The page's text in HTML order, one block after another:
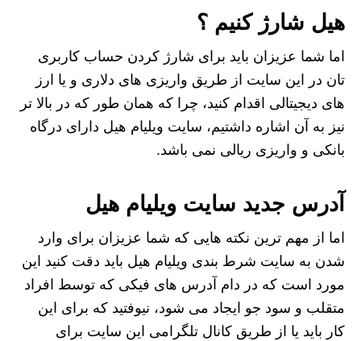
هیل شارژ کنیم ؟
اما شما عزیزان باید برای شارژ کردن حساب کاربری
تان در این سایت از طریق واریزی های دلاری و یا ارز
های دیجیتالی اقدام کنید، چرا که همان طور که در بالا تر
نیز به آن اشاره داشتیم، سایت ویلیام هیل دارای درگاه
بانکی و واریزی ریالی نمی باشد.
آدرس جدید سایت ویلیام هیل
اما از مهم ترین نکته هایی که شما عزیزان برای وارد
شدن به سایت شرط بندی ویلیام هیل باید دقت کنید این
مورد است که در دام آدرس های فیکی که توسط افراد
متقلب و سود جو ایجاد می شود، نیوفتید که برای این
کار باید یا از طریق کانال تلگرامی این سایت برای